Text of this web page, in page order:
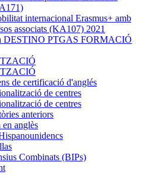
internacional Erasmus+ amb
associats (KA107) 2021
DESTINO PTGAS FORMACIÓ
de certificació d'anglés
de centres
de centres
anteriors
anglès
Combinats (BIPs)